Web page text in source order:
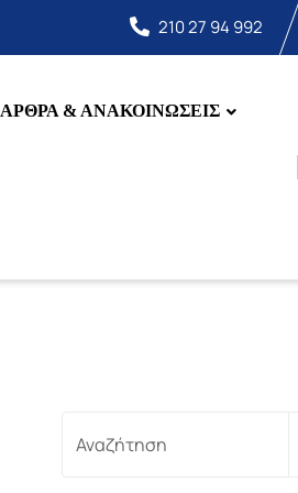
210 27 94 992
ΑΡΘΡΑ & ΑΝΑΚΟΙΝΩΣΕΙΣ